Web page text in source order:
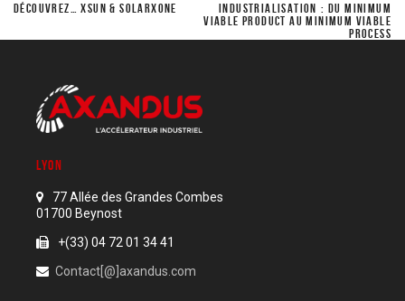
DÉCOUVREZ… XSUN & SOLARXONE
INDUSTRIALISATION : DU MINIMUM
VIABLE PRODUCT AU MINIMUM VIABLE
PROCESS
LYON
77 Allée des Grandes Combes
01700 Beynost
+(33) 04 72 01 34 41
Contact[@]axandus.com